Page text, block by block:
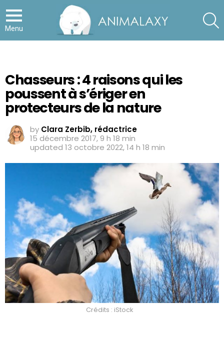
Menu
Chasseurs : 4 raisons qui les
poussent à s’ériger en
protecteurs de la nature
by Clara Zerbib, rédactrice
15 décembre 2017, 9 h 18 min
updated 13 octobre 2022, 14 h 18 min
Crédits : iStock